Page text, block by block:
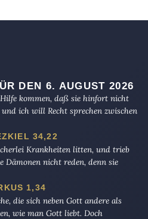
DEN 6. AUGUST 2026
kommen, daß sie hinfort nicht
ich will Recht sprechen zwischen
34,22
Krankheiten litten, und trieb
Dämonen nicht reden, denn sie
1,34
die sich neben Gott andere als
wie man Gott liebt. Doch